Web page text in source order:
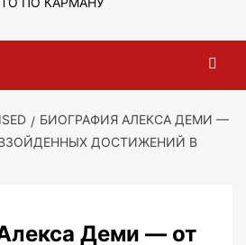
БИОГРАФИЯ АЛЕКСА ДЕМИ —
ДОСТИЖЕНИЙ В
Деми — от